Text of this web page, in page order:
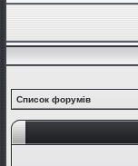
Список форумів